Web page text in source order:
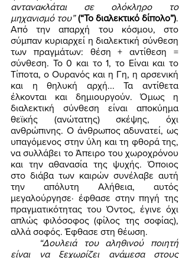
αντανακλάται σε ολόκληρο το
μηχανισμό του” (“Το διαλεκτικό δίπολο”).
Από την απαρχή του κόσμου, στο
σύμπαν κυριαρχεί η διαλεκτική σύνθεση
των πραγμάτων: θέση + αντίθεση =
σύνθεση. Το 0 και το 1, το Είναι και το
Τίποτα, ο Ουρανός και η Γη, η αρσενική
και η θηλυκή αρχή... Τα αντίθετα
έλκονται και δημιουργούν. Όμως η
διαλεκτική σύνθεση είναι αποκύημα
θεϊκής (ανώτατης) σκέψης, όχι
ανθρώπινης. Ο άνθρωπος αδυνατεί, ως
υπαγόμενος στην ύλη και τη φθορά της,
να συλλάβει το Άπειρο του χωροχρόνου
και την αθανασία της ψυχής. Όποιος
στο διάβα των καιρών συνέλαβε αυτή
την απόλυτη Αλήθεια, αυτός
μεγαλούργησε· έφθασε στην πηγή της
πραγματικότητας του Όντος, έγινε όχι
απλώς φιλόσοφος (φίλος της σοφίας),
αλλά σοφός. Έφθασε στη θέωση.
“Δουλειά του αληθινού ποιητή
είναι να ξεχωρίζει ανάμεσα στους